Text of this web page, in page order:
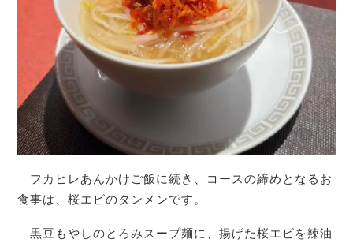
フカヒレあんかけご飯に続き、コースの締めとなるお
食事は、桜エビのタンメンです。
黒豆もやしのとろみスープ麺に、揚げた桜エビを辣油